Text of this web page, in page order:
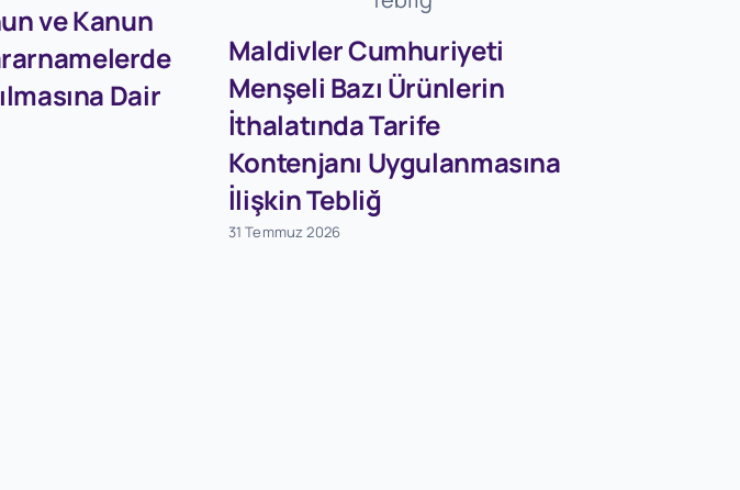
ve Kanun
Dair
Maldivler Cumhuriyeti
Menşeli Bazı Ürünlerin
İthalatında Tarife
Kontenjanı Uygulanmasına
İlişkin Tebliğ
31 Temmuz 2026